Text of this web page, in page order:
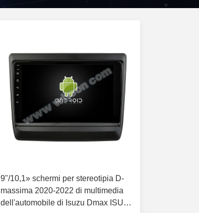
9"/10,1» schermi per stereotipia D-
massima 2020-2022 di multimedia
dell'automobile di Isuzu Dmax ISUZU